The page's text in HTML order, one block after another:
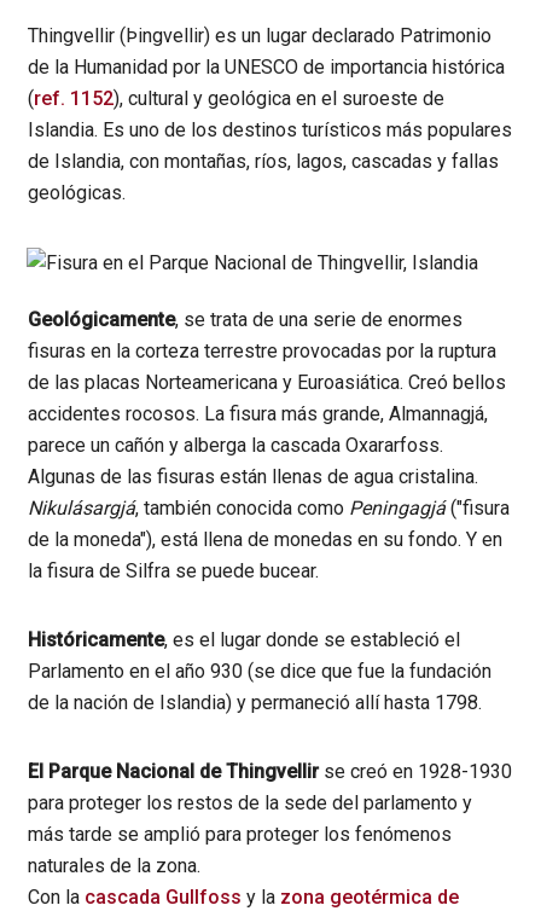
Thingvellir (Þingvellir) es un lugar declarado Patrimonio
de la Humanidad por la UNESCO de importancia histórica
(ref. 1152), cultural y geológica en el suroeste de
Islandia. Es uno de los destinos turísticos más populares
de Islandia, con montañas, ríos, lagos, cascadas y fallas
geológicas.
Geológicamente, se trata de una serie de enormes
fisuras en la corteza terrestre provocadas por la ruptura
de las placas Norteamericana y Euroasiática. Creó bellos
accidentes rocosos. La fisura más grande, Almannagjá,
parece un cañón y alberga la cascada Oxararfoss.
Algunas de las fisuras están llenas de agua cristalina.
Nikulásargjá, también conocida como Peningagjá("fisura
de la moneda"), está llena de monedas en su fondo. Y en
la fisura de Silfra se puede bucear.
Históricamente, es el lugar donde se estableció el
Parlamento en el año 930 (se dice que fue la fundación
de la nación de Islandia) y permaneció allí hasta 1798.
El Parque Nacional de Thingvellirse creó en 1928-1930
para proteger los restos de la sede del parlamento y
más tarde se amplió para proteger los fenómenos
naturales de la zona.
Con la cascada Gullfoss y la zona geotérmica de